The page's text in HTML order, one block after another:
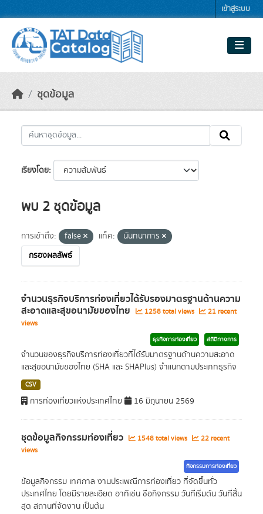
เข้าสู่ระบบ
ชุดข้อมูล
เรียงโดย
พบ 2 ชุดข้อมูล
การเข้าถึง: false แท็ค:
นันทนาการ
กรองผลลัพธ์
จำนวนธุรกิจบริการท่องเที่ยวได้รับรองมาตรฐานด้านความ
สะอาดและสุขอนามัยของไทย 1258 total views
21 recent
views
ธุรกิจการท่องเที่ยว สถิติทางการ
จำนวนของธุรกิจบริการท่องเที่ยวที่ได้รับมาตรฐานด้านความสะอาด
และสุขอนามัยของไทย (SHA และ SHAPlus) จำแนกตามประเภทธุรกิจ
CSV
การท่องเที่ยวแห่งประเทศไทย 16 มิถุนายน 2569
ชุดข้อมูลกิจกรรมท่องเที่ยว 1548 total views
22 recent
views
กิจกรรมการท่องเที่ยว
ข้อมูลกิจกรรม เทศกาล งานประเพณีการท่องเที่ยว ที่จัดขึ้นทั่ว
ประเทศไทย โดยมีรายละเอียด อาทิเช่น ชื่อกิจกรรม วันที่เริ่มต้น วันที่สิ้น
สุด สถานที่จัดงาน เป็นต้น